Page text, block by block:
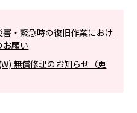
害・緊急時の復旧作業におけ
お願い
無償修理のお知らせ（更